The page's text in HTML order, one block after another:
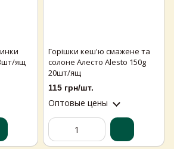
ящ
Горішки кеш'ю смажене та
солоне Алесто Alesto 150g
20шт/ящ
115 грн/шт.
Оптовые цены